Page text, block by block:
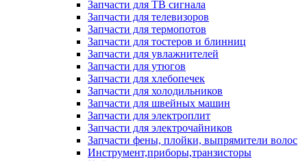
Запчасти для ТВ сигнала
Запчасти для телевизоров
Запчасти для термопотов
Запчасти для тостеров и блинниц
Запчасти для увлажнителей
Запчасти для утюгов
Запчасти для хлебопечек
Запчасти для холодильников
Запчасти для швейных машин
Запчасти для электроплит
Запчасти для электрочайников
Запчасти фены, плойки, выпрямители волос
Инструмент,приборы,транзисторы